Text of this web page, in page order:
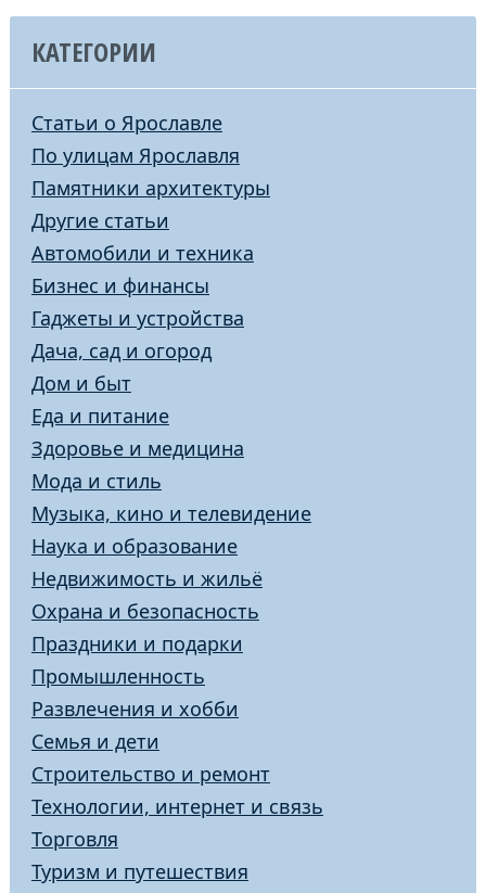
КАТЕГОРИИ
Статьи о Ярославле
По улицам Ярославля
Памятники архитектуры
Другие статьи
Автомобили и техника
Бизнес и финансы
Гаджеты и устройства
Дача, сад и огород
Дом и быт
Еда и питание
Здоровье и медицина
Мода и стиль
Музыка, кино и телевидение
Наука и образование
Недвижимость и жильё
Охрана и безопасность
Праздники и подарки
Промышленность
Развлечения и хобби
Семья и дети
Строительство и ремонт
Технологии, интернет и связь
Торговля
Туризм и путешествия